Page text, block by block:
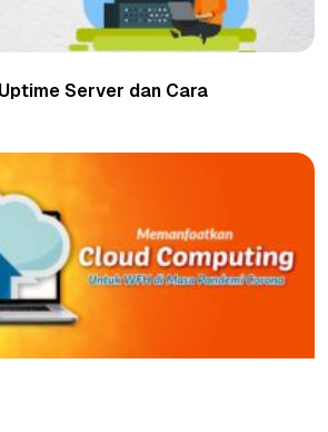
Server dan Cara